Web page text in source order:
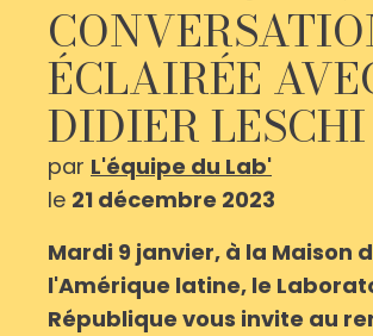
ÉCLAIRÉE
DIDIER LESCHI
par L'équipe du Lab'
le 21 décembre 2023
Mardi 9 janvier, à la Maison
l'Amérique latine, le
République vous invite au